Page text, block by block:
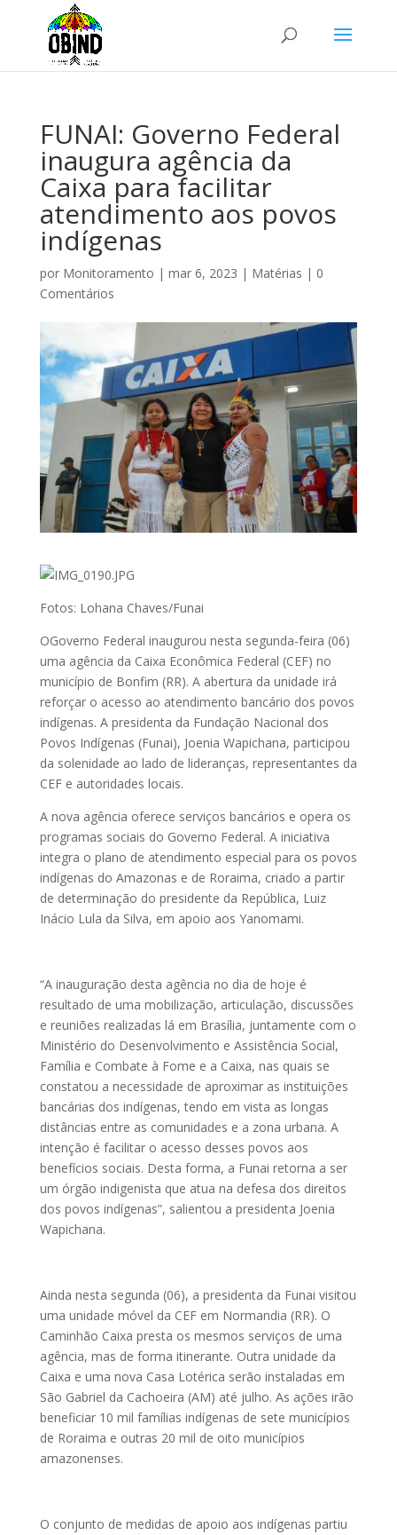
FUNAI: Governo Federal
inaugura agência da
Caixa para facilitar
atendimento aos povos
indígenas
por Monitoramento | mar 6, 2023 | Matérias | 0
Comentários
Fotos: Lohana Chaves/Funai
OGoverno Federal inaugurou nesta segunda-feira (06)
uma agência da Caixa Econômica Federal (CEF) no
município de Bonfim (RR). A abertura da unidade irá
reforçar o acesso ao atendimento bancário dos povos
indígenas. A presidenta da Fundação Nacional dos
Povos Indígenas (Funai), Joenia Wapichana, participou
da solenidade ao lado de lideranças, representantes da
CEF e autoridades locais.
A nova agência oferece serviços bancários e opera os
programas sociais do Governo Federal. A iniciativa
integra o plano de atendimento especial para os povos
indígenas do Amazonas e de Roraima, criado a partir
de determinação do presidente da República, Luiz
Inácio Lula da Silva, em apoio aos Yanomami.
“A inauguração desta agência no dia de hoje é
resultado de uma mobilização, articulação, discussões
e reuniões realizadas lá em Brasília, juntamente com o
Ministério do Desenvolvimento e Assistência Social,
Família e Combate à Fome e a Caixa, nas quais se
constatou a necessidade de aproximar as instituições
bancárias dos indígenas, tendo em vista as longas
distâncias entre as comunidades e a zona urbana. A
intenção é facilitar o acesso desses povos aos
benefícios sociais. Desta forma, a Funai retorna a ser
um órgão indigenista que atua na defesa dos direitos
dos povos indígenas”, salientou a presidenta Joenia
Wapichana.
Ainda nesta segunda (06), a presidenta da Funai visitou
uma unidade móvel da CEF em Normandia (RR). O
Caminhão Caixa presta os mesmos serviços de uma
agência, mas de forma itinerante. Outra unidade da
Caixa e uma nova Casa Lotérica serão instaladas em
São Gabriel da Cachoeira (AM) até julho. As ações irão
beneficiar 10 mil famílias indígenas de sete municípios
de Roraima e outras 20 mil de oito municípios
amazonenses.
O conjunto de medidas de apoio aos indígenas partiu